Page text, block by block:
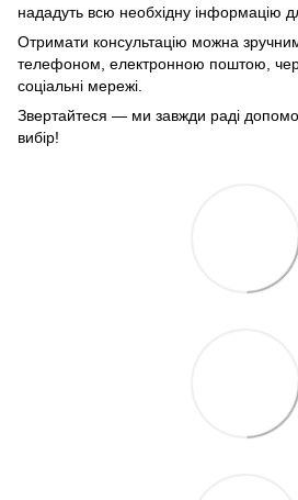
нададуть всю необхідну інформацію
Отримати консультацію можна
телефоном, електронною поштою,
соціальні мережі.
Звертайтеся — ми завжди раді
вибір!